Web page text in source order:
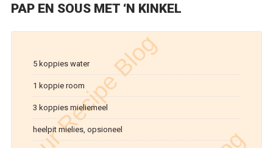
PAP EN SOUS MET ‘N KINKEL
5 koppies water
1 koppie room
3 koppies mieliemeel
heelpit mielies, opsioneel